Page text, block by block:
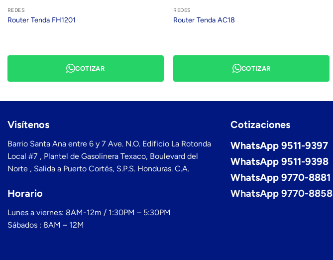
REDES
Router Tenda FH1201
COTIZAR
REDES
Router Tenda AC18
COTIZAR
Visítenos
Barrio Santa Ana entre 6 y 7 Ave. N.O. Edificio La Rotonda
Local #7 , Plantel de Gasolinera Texaco, Boulevard del
Norte , Salida a Puerto Cortés, S.P.S. Honduras. C.A.
Horario
Lunes a viernes: 8AM-12m / 1:30PM – 5:30PM
Sábados : 8AM – 12M
Cotizaciones
WhatsApp 9511-9397
WhatsApp 9511-9398
WhatsApp 9770-8881
WhatsApp 9770-8858